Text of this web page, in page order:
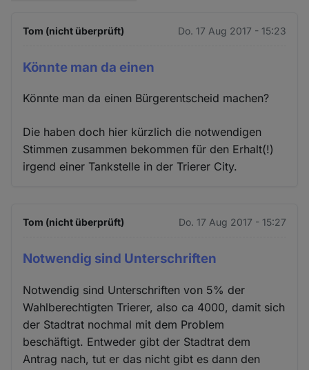
Tom (nicht überprüft) Do. 17 Aug 2017 - 15:23
Könnte man da einen
Könnte man da einen Bürgerentscheid machen?
Die haben doch hier kürzlich die notwendigen
Stimmen zusammen bekommen für den Erhalt(!)
irgend einer Tankstelle in der Trierer City.
Tom (nicht überprüft) Do. 17 Aug 2017 - 15:27
Notwendig sind Unterschriften
Notwendig sind Unterschriften von 5% der
Wahlberechtigten Trierer, also ca 4000, damit sich
der Stadtrat nochmal mit dem Problem
beschäftigt. Entweder gibt der Stadtrat dem
Antrag nach, tut er das nicht gibt es dann den